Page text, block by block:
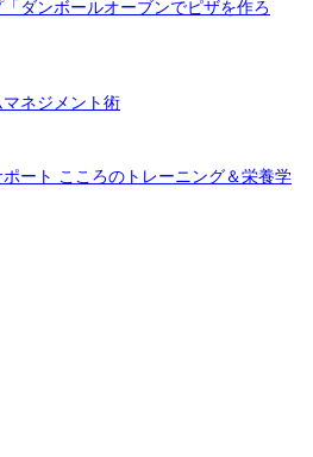
ダンボールオーブンでピザを作ろ
ネジメント術
ート こころのトレーニング＆栄養学